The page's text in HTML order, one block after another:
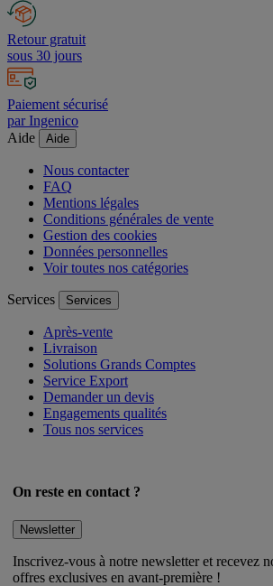
Retour gratuit
sous 30 jours
Paiement sécurisé
par Ingenico
Aide
Aide
Nous contacter
FAQ
Mentions légales
Conditions générales de vente
Gestion des cookies
Données personnelles
Voir toutes nos catégories
Services Services
Après-vente
Livraison
Solutions Grands Comptes
Service Export
Demander un devis
Engagements qualités
Tous nos services
On reste en contact ?
Newsletter
Inscrivez-vous à notre newsletter et recevez
offres exclusives en avant-première !